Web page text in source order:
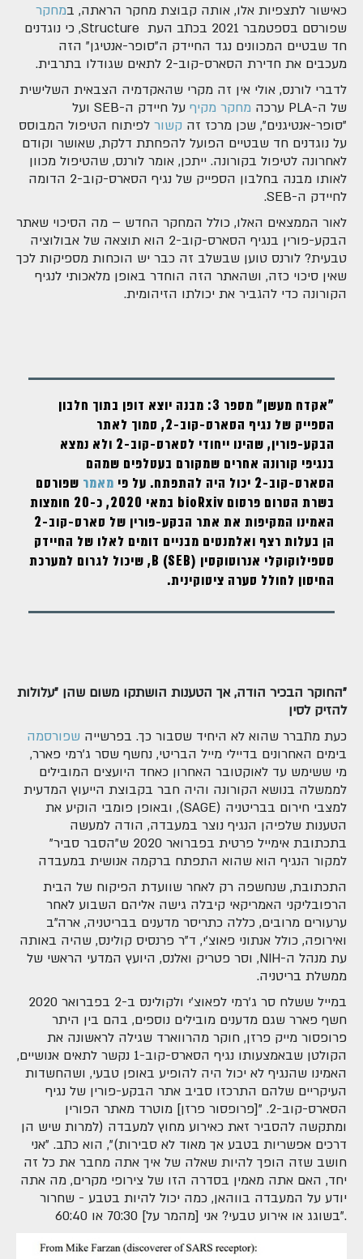
כאישור לתצפיות אלו, אותה קבוצת מחקר הראתה, במחקר
שפורסם בספטמבר 2021 בכתב העת Structure, כי נוגדנים
חד שבטיים המכוונים נגד החיידק ה"סופר-אנטיגן" הזה
מעכבים את חדירת הסארס-קוב-2 לתאים שגודלו בתרבית.
לדברי לורנס, אולי אין זה מקרי שהאקדמיה הצבאית השלישית
של ה-PLA ערכה
מחקר מקיף
על חיידק ה-SEB ועל
"סופר-אנטיגנים", שכן מרכז זה קשור לפיתוח הטיפול המבוסס
על נוגדנים חד שבטיים הפועל להפחתת דלקת, שאושר וקודם
לאחרונה לטיפול בקורונה. ייתכן, אומר לורנס, שהטיפול מכוון
לאותו מבנה בחלבון הספייק של נגיף הסארס-קוב-2 הדומה
לחיידק ה-SEB.
לאור הממצאים האלו, כולל המחקר החדש – מה הסיכוי שאתר
הבקע-פורין בנגיף הסארס-קוב-2 הוא תוצאה של אבולוציה
טבעית? לורנס טוען שבשלב זה כבר יש הוכחות מספיקות לכך
שאין סיכוי כזה, ושהאתר הזה הוחדר באופן מלאכותי לנגיף
הקורונה כדי להגביר את יכולתו הזיהומית.
"אקדח מעשן" מספר 3: מבנה יוצא דופן בתוך חלבון
הספייק של נגיף הסארס-קוב-2, סמוך לאתר
הבקע-פורין, שהינו ייחודי לסארס-קוב-2 ולא נמצא
בנגיפי קורונה אחרים שמקורם בעטלפים שמהם
הסארס-קוב-2 יכול היה להתפתח. על פי
מאמר שפורסם
בשרת הטרום פרסום bioRxiv במאי 2020, כ-20 חומצות
האמינו המקיפות את אתר הבקע-פורין של סארס-קוב-2
הן בעלות רצף ואלמנטים מבניים דומים לאלו של החיידק
סטפילוקוקלי אנרוטוקסין B (SEB), שיכול לגרום למערכת
החיסון לחולל סערה ציטוקינית.
"החוקר הבכיר הודה, אך הטענות הושתקו משום שהן "עלולות
להזיק לסין
כעת מתברר שהוא לא היחיד שסבור כך. בפרשייה שפורסמה
בימים האחרונים בדיילי מייל הבריטי, נחשף שסר ג'רמי פארר,
מי ששימש עד לאוקטובר האחרון כאחד היועצים המובילים
לממשלה בנושא הקורונה והיה חבר בקבוצת הייעוץ המדעית
למצבי חירום בבריטניה (SAGE), ובאופן פומבי הוקיע את
הטענות שלפיהן הנגיף נוצר במעבדה, הודה למעשה
בתכתובת אימייל פרטית בפברואר 2020 ש"הסבר סביר"
למקור הנגיף הוא שהוא התפתח ברקמה אנושית במעבדה
התכתובת, שנחשפה רק לאחר שוועדת הפיקוח של הבית
הרפובליקני האמריקאי קיבלה גישה אליהם השבוע לאחר
ערעורים מרובים, כללה כתריסר מדענים בבריטניה, ארה"ב
ואירופה, כולל אנתוני פאוצ'י, ד"ר פרנסיס קולינס, שהיה באותה
עת מנהל ה-NIH, וסר פטריק ואלנס, היועץ המדעי הראשי של
ממשלת בריטניה.
במייל ששלח סר ג'רמי לפאוצ'י ולקולינס ב-2 בפברואר 2020
חשף פארר שגם מדענים מובילים נוספים, בהם בין היתר
פרופסור מייק פרזן, חוקר מהרווארד שגילה לראשונה את
הקולטן שבאמצעותו נגיף הסארס-קוב-1 נקשר לתאים אנושיים,
האמינו שהנגיף לא יכול היה להופיע באופן טבעי, ושהחשדות
העיקריים שלהם התרכזו סביב אתר הבקע-פורין של נגיף
הסארס-קוב-2. "[פרופסור פרזן] מוטרד מאתר הפורין
ומתקשה להסביר זאת כאירוע מחוץ למעבדה (למרות שיש הן
דרכים אפשריות בטבע אך מאוד לא סבירות)", הוא כתב. "אני
חושב שזה הופך להיות שאלה של איך אתה מחבר את כל זה
יחד, האם אתה מאמין בסדרה הזו של צירופי מקרים, מה אתה
יודע על המעבדה בווהאן, כמה יכול להיות בטבע - שחרור
בשוגג או אירוע טבעי? אני [מהמר על] 70:30 או 60:40".